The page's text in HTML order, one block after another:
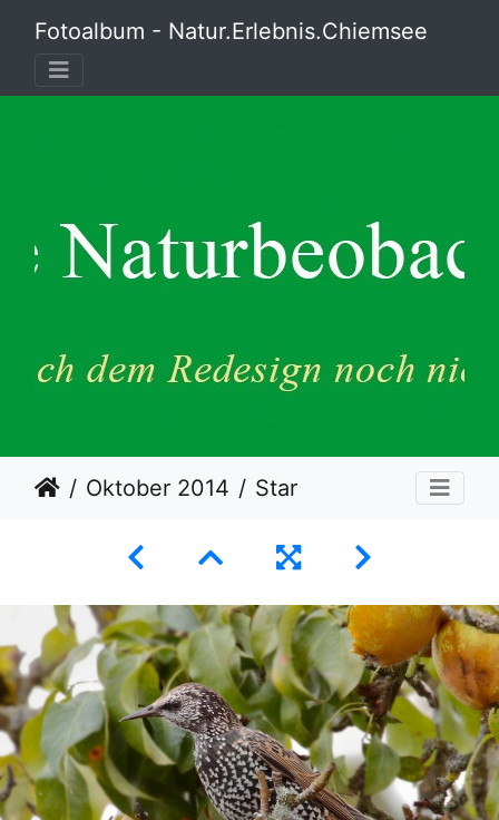
Fotoalbum - Natur.Erlebnis.Chiemsee
Oktober 2014 Star